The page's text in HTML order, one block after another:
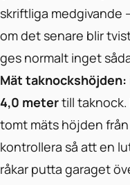
skriftliga medgivande
om det senare blir
ges normalt inget
Mät taknockshöjden:
4,0 metertill
tomt mäts höjden
kontrollera så att en
råkar putta garaget